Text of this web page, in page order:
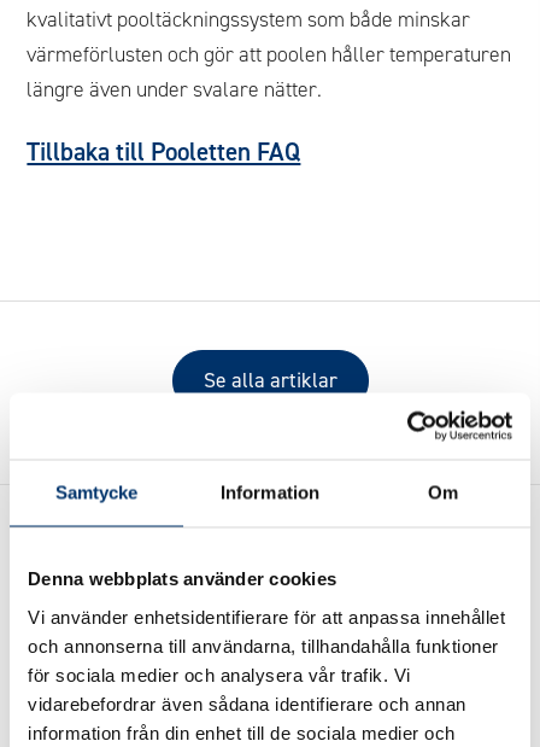
Samtycke Information Om
Denna webbplats använder cookies
Vi använder enhetsidentifierare för att anpassa innehållet
och annonserna till användarna, tillhandahålla funktioner
för sociala medier och analysera vår trafik. Vi
vidarebefordrar även sådana identifierare och annan
information från din enhet till de sociala medier och
kvalitativt pooltäckningssystem som både minskar
värmeförlusten och gör att poolen håller temperaturen
längre även under svalare nätter.
Tillbaka till Pooletten FAQ
Se alla artiklar
Wasa Kredit – en trygg
finansieringspartner